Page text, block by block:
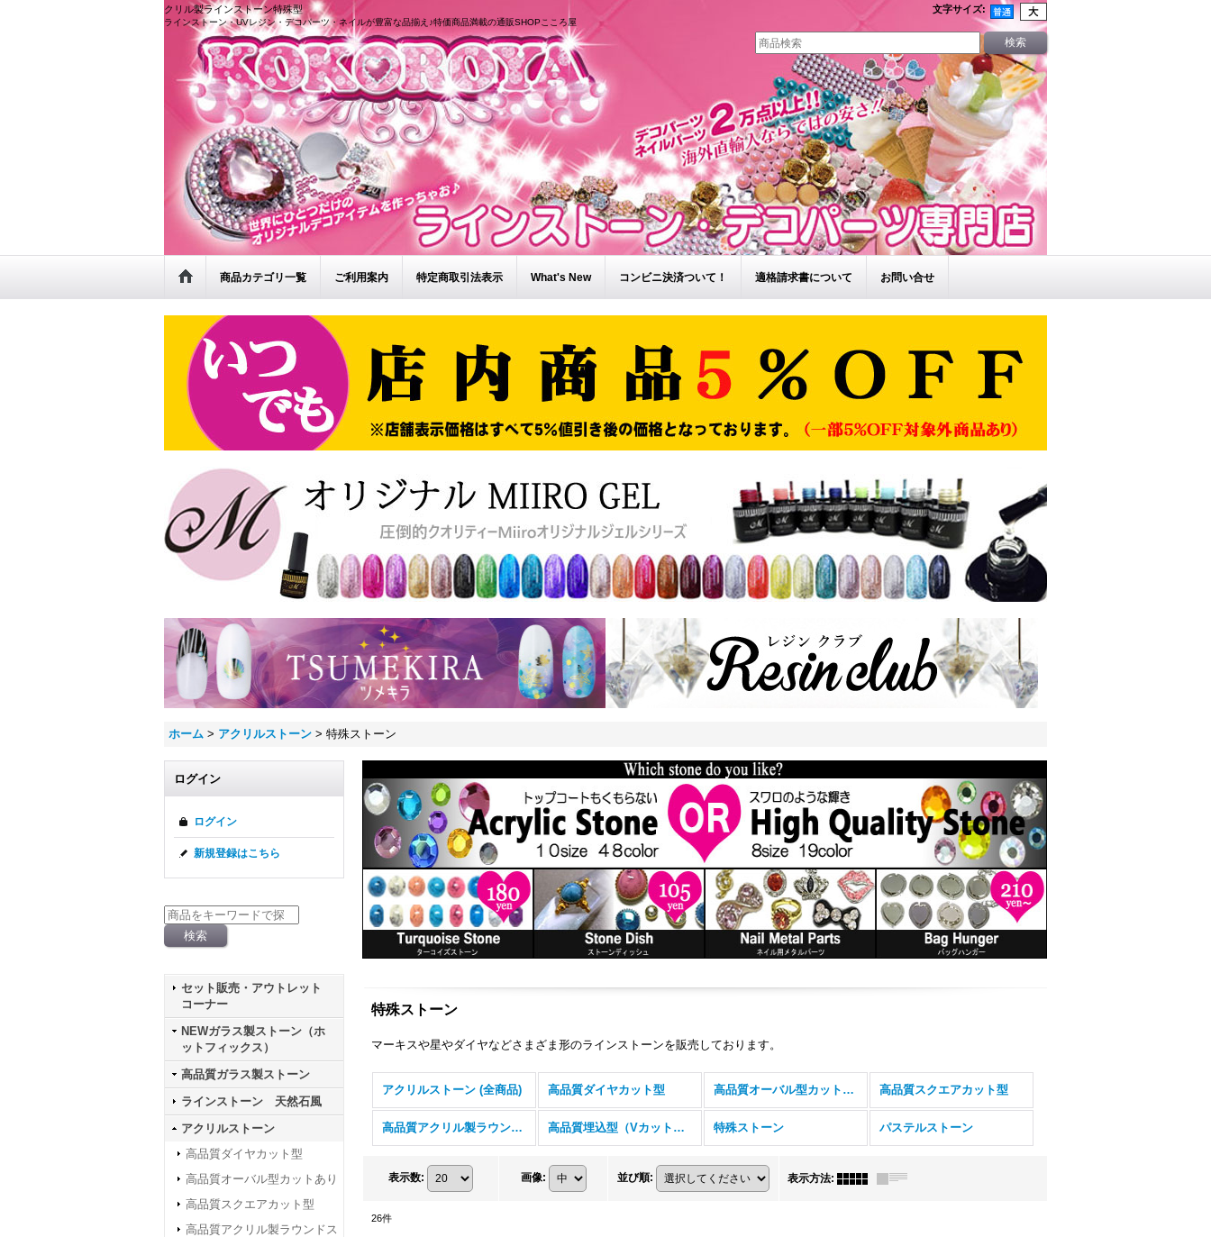
クリル製ラインストーン特殊型
ラインストーン・UVレジン・デコパーツ・ネイルが豊富な品揃え♪特価商品満載の通販SHOPこころ屋
文字サイズ:
商品カテゴリ一覧 ご利用案内 特定商取引法表示 What's New コンビニ決済ついて！ 適格請求書について お問い合せ
ホーム > アクリルストーン > 特殊ストーン
ログイン
ログイン
新規登録はこちら
セット販売・アウトレット
コーナー
NEWガラス製ストーン（ホ
ットフィックス）
高品質ガラス製ストーン
ラインストーン 天然石風
アクリルストーン
高品質ダイヤカット型
高品質オーバル型カットあり
高品質スクエアカット型
高品質アクリル製ラウンドス
特殊ストーン
マーキスや星やダイヤなどさまざま形のラインストーンを販売しております。
アクリルストーン (全商品) 高品質ダイヤカット型 高品質オーバル型カットあり 高品質スクエアカット型
高品質アクリル製ラウンドストーン 高品質埋込型（Vカットストーン） 特殊ストーン パステルストーン
表示数: 画像: 並び順: 表示方法:
26件